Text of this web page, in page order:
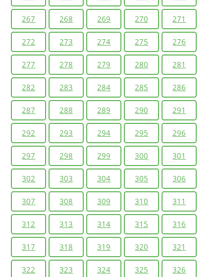
267 268 269 270 271
272 273 274 275 276
277 278 279 280 281
282 283 284 285 286
287 288 289 290 291
292 293 294 295 296
297 298 299 300 301
302 303 304 305 306
307 308 309 310 311
312 313 314 315 316
317 318 319 320 321
322 323 324 325 326